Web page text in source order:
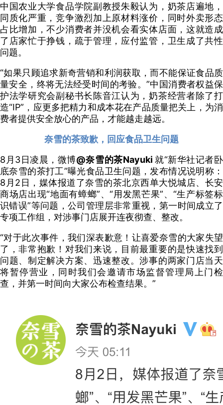
中国农业大学食品学院副教授朱毅认为，奶茶店遍地，
同质化严重，竞争激烈加上原材料涨价，同时外卖形态
占比增加，不少消费者并没机会看实体店面，这就造成
了店家忙于挣钱，疏于管理，应付监管，卫生成了共性
问题。
“如果只顾追求新奇营销和利润获取，而不能保证食品质
量安全，终将无法经受时间的考验。”中国消费者权益保
护法学研究会副秘书长陈音江认为，奶茶经营者除了打
造“IP”，应更多把精力和成本花在产品质量把关上，为消
费者提供安全放心的产品，才能越走越远。
奈雪的茶致歉， 回应食品卫生问题
8月3日凌晨，微博@奈雪的茶Nayuki 就“新华社记者卧
底奈雪的茶打工”曝光食品卫生问题，发布情况说明称：
8月2日，媒体报道了奈雪的茶北京西单大悦城店、长安
商场店出现“地面有蟑螂”、“用发黑芒果”、“生产标签标
识错误”等问题，公司管理层非常重视，第一时间成立了
专项工作组，对涉事门店展开连夜彻查、整改。
“对于此次事件，我们深表歉意！让喜爱奈雪的大家失望
了，非常抱歉！对我们来说，目前最重要的是快速找到
问题、制定解决方案、迅速整改。涉事的两家门店当天
将暂停营业，同时我们会邀请市场监督管理局上门检
查，并第一时间向大家公布检查结果。”